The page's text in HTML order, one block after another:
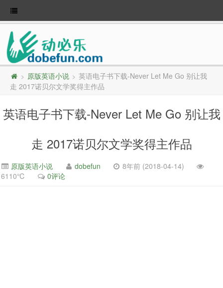
> 原版英语小说 > 英语电子书下载-Never Let Me Go 别让我
走 2017诺贝尔文学奖得主作品
英语电子书下载-Never Let Me Go 别让我
走 2017诺贝尔文学奖得主作品
原版英语小说 dobefun
8年前 (2018-04-14)
6110℃
0评论